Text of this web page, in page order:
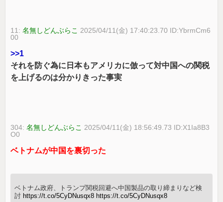
11:名無しどんぶらこ 2025/04/11(金) 17:40:23.70 ID:YbrmCm6
00
>>1
それを防ぐ為に日本もアメリカに倣って対中国への関税
を上げるのは分かりきった事実
304:名無しどんぶらこ 2025/04/11(金) 18:56:49.73 ID:X1Ia8B3
O0
ベトナムが中国を裏切った
ベトナム政府、トランプ関税回避へ中国製品の取り締まりなど検
討 https://t.co/5CyDNusqx8 https://t.co/5CyDNusqx8